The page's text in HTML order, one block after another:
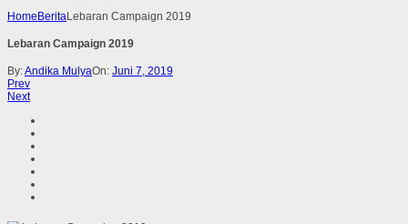
Home BeritaLebaran Campaign 2019
Lebaran Campaign 2019
By:Andika MulyaOn: Juni 7, 2019
Prev
Next